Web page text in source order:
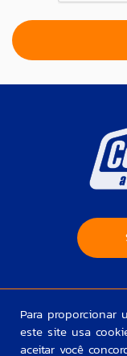
Para proporcionar
este site usa
aceitar você